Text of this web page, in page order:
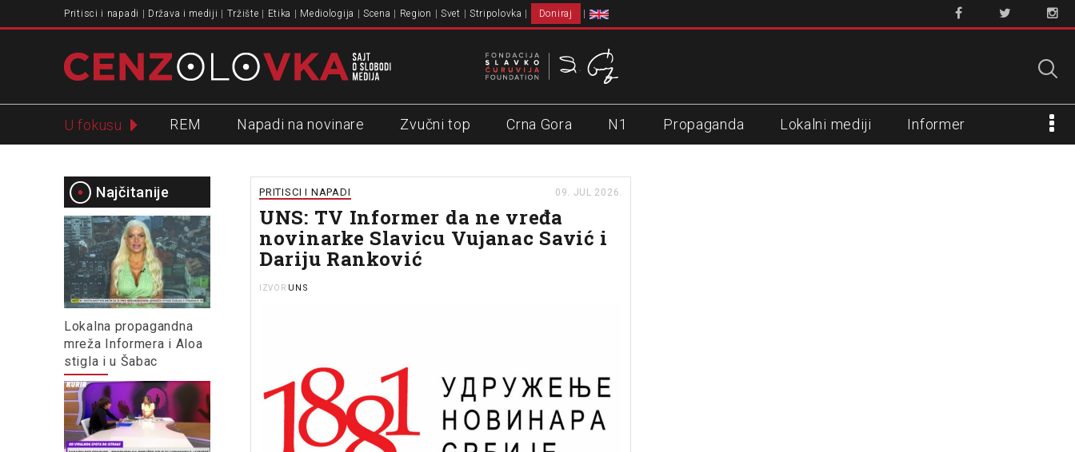
Pritisci i napadi Država i mediji Tržište Etika Mediologija Scena Region Svet Stripolovka Doniraj
U fokusu REM Napadi na novinare Zvučni top Crna Gora N1 Propaganda Lokalni mediji Informer
Najčitanije
Lokalna propagandna
mreža Informera i Aloa
stigla i u Šabac
PRITISCI I NAPADI 09. JUL 2026.
UNS: TV Informer da ne vređa
novinarke Slavicu Vujanac Savić i
Dariju Ranković
IZVOR UNS